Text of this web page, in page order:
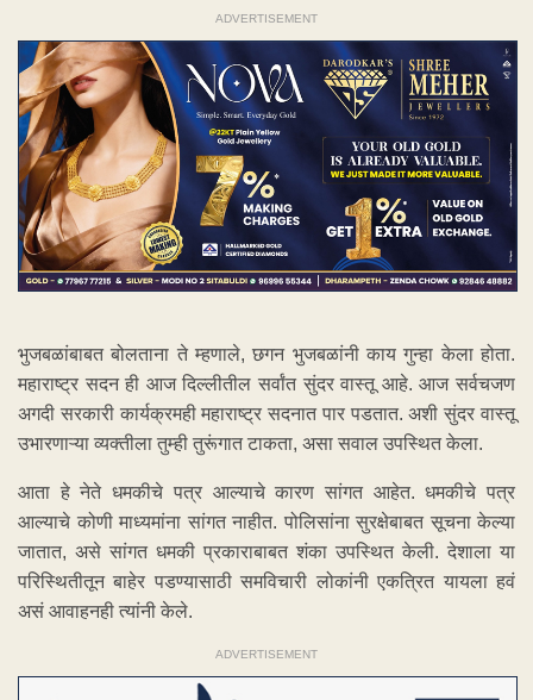
ADVERTISEMENT
भुजबळांबाबत बोलताना ते म्हणाले, छगन भुजबळांनी काय गुन्हा केला होता.
महाराष्ट्र सदन ही आज दिल्लीतील सर्वांत सुंदर वास्तू आहे. आज सर्वचजण
अगदी सरकारी कार्यक्रमही महाराष्ट्र सदनात पार पडतात. अशी सुंदर वास्तू
उभारणाऱ्या व्यक्तीला तुम्ही तुरूंगात टाकता, असा सवाल उपस्थित केला.
आता हे नेते धमकीचे पत्र आल्याचे कारण सांगत आहेत. धमकीचे पत्र
आल्याचे कोणी माध्यमांना सांगत नाहीत. पोलिसांना सुरक्षेबाबत सूचना केल्या
जातात, असे सांगत धमकी प्रकाराबाबत शंका उपस्थित केली. देशाला या
परिस्थितीतून बाहेर पडण्यासाठी समविचारी लोकांनी एकत्रित यायला हवं
असं आवाहनही त्यांनी केले.
ADVERTISEMENT